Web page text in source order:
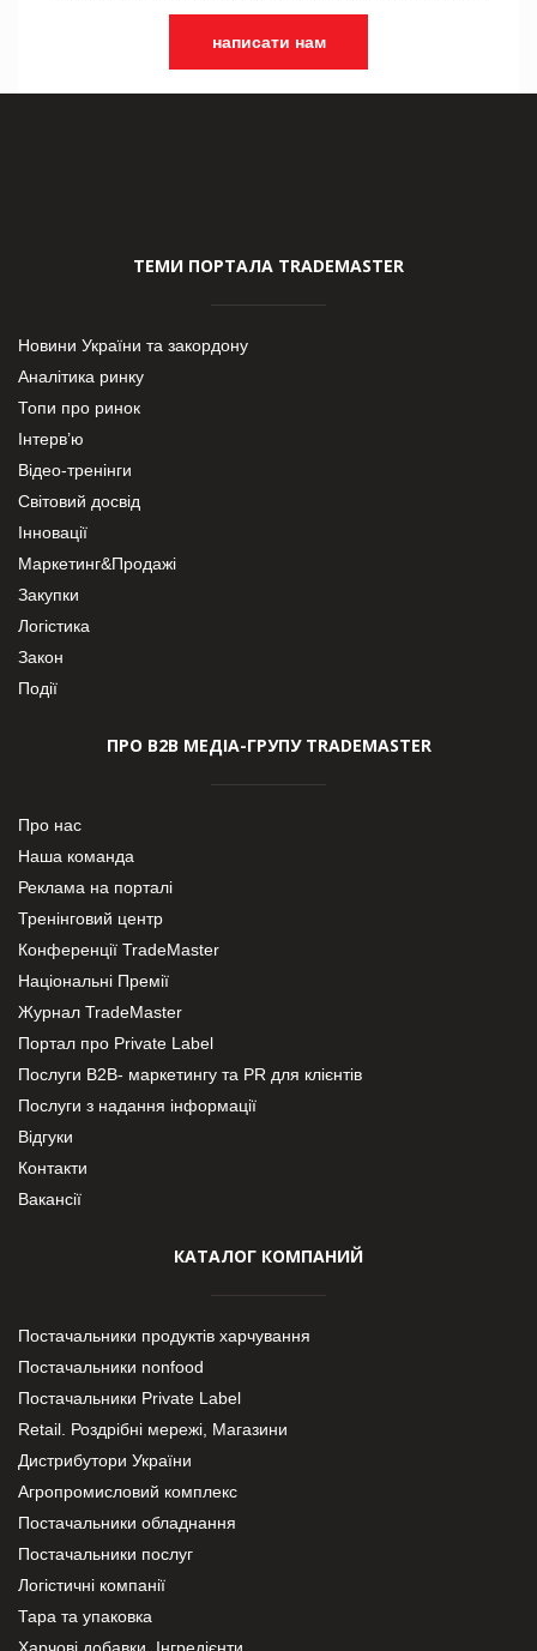
написати нам
ТЕМИ ПОРТАЛА TRADEMASTER
Новини України та закордону
Аналітика ринку
Топи про ринок
Інтерв’ю
Відео-тренінги
Світовий досвід
Інновації
Маркетинг&Продажі
Закупки
Логістика
Закон
Події
ПРО В2В МЕДІА-ГРУПУ TRADEMASTER
Про нас
Наша команда
Реклама на порталі
Тренінговий центр
Конференції TradeMaster
Національні Премії
Журнал TradeMaster
Портал про Private Label
Послуги В2В- маркетингу та PR для клієнтів
Послуги з надання інформації
Відгуки
Контакти
Вакансії
КАТАЛОГ КОМПАНИЙ
Постачальники продуктів харчування
Постачальники nonfood
Постачальники Private Label
Retail. Роздрібні мережі, Магазини
Дистрибутори України
Агропромисловий комплекс
Постачальники обладнання
Постачальники послуг
Логістичні компанії
Тара та упаковка
Харчові добавки. Інгредієнти.